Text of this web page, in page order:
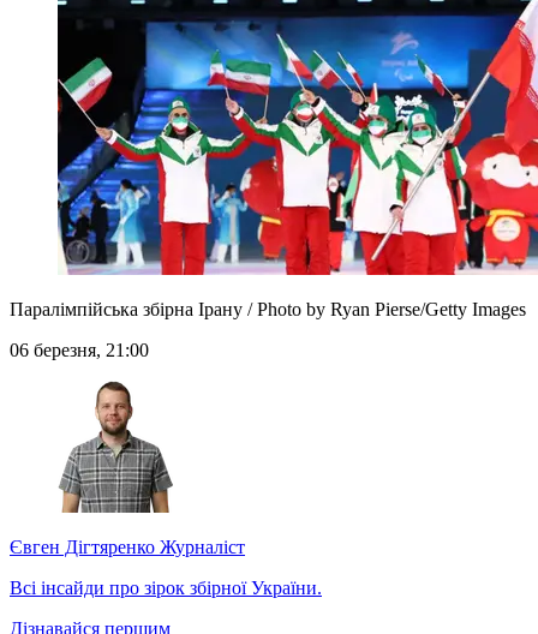
Паралімпійська збірна Ірану / Photo by Ryan Pierse/Getty Images
06 березня, 21:00
Євген Дігтяренко Журналіст
Всі інсайди про зірок збірної України.
Дізнавайся першим